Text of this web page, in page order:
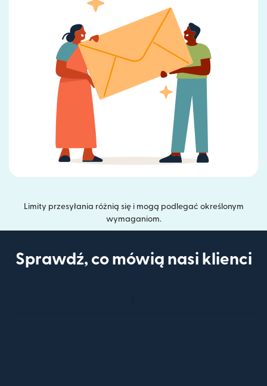
Limity przesyłania różnią się i mogą podlegać określonym
wymaganiom.
Sprawdź, co mówią nasi klienci